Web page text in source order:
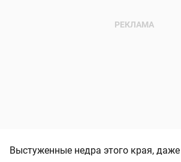
Выстуженные недра этого края,